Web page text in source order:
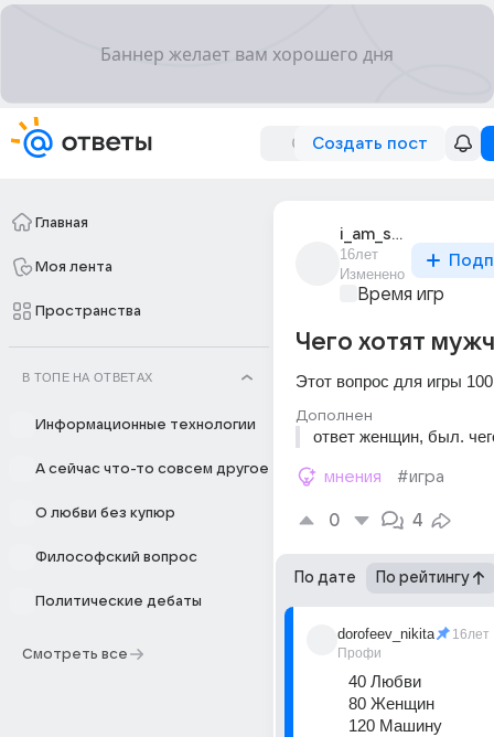
Создать пост
Главная
Моя лента
Пространства
В ТОПЕ НА ОТВЕТАХ
Информационные технологии
А сейчас что-то совсем другое
О любви без купюр
Философский вопрос
Политические дебаты
Смотреть все
i_am_superman_3
16лет
Изменено
Время игр
Чего хотят
Этот вопрос для игры
Дополнен
ответ женщин, был.
мнения #игра
0 4
По дате По рейтингу
dorofeev_nikita
Профи
16лет
40 Любви
80 Женщин
120 Машину